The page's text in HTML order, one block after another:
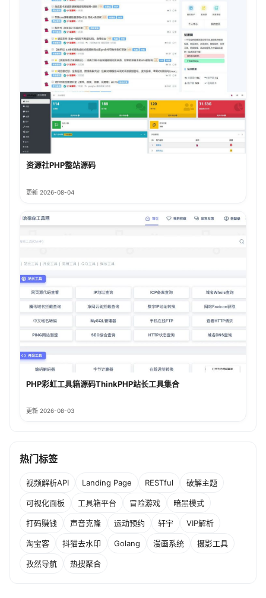
资源社PHP整站源码
更新 2026-08-04
PHP彩虹工具箱源码ThinkPHP站长工具集合
更新 2026-08-03
热门标签
视频解析API Landing Page RESTful 破解主题
可视化面板 工具箱平台 冒险游戏 暗黑模式
打码赚钱 声音克隆 运动预约 轩宇 VIP解析
淘宝客 抖猫去水印 Golang 漫画系统 摄影工具
孜然导航 热搜聚合